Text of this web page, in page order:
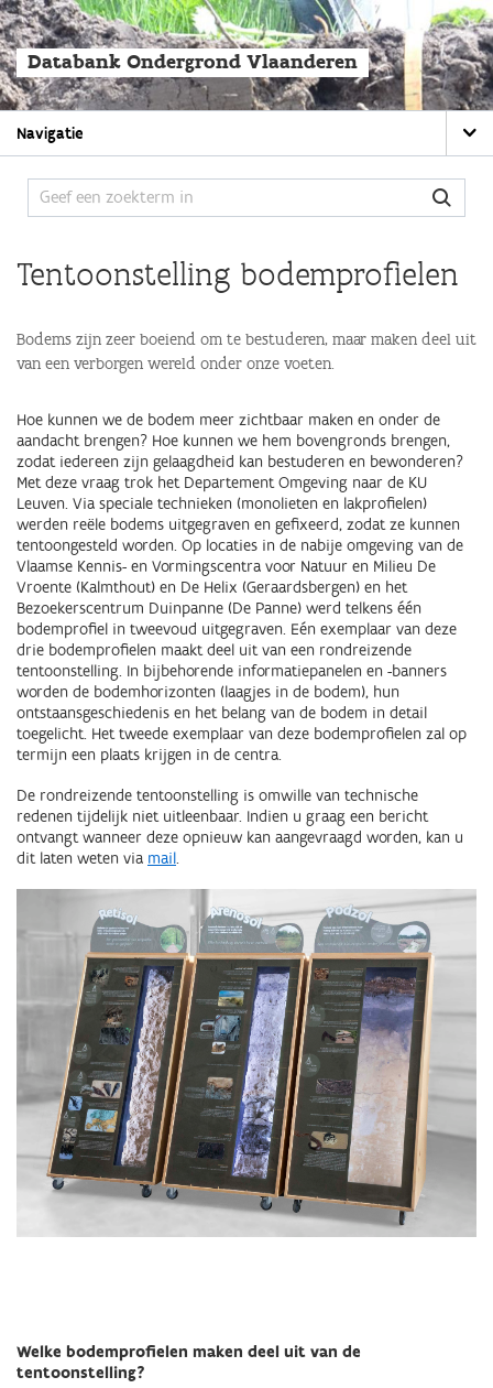
Overslaan
en
naar
de
algemene
inhoud
Databank Ondergrond Vlaanderen
Main
navigation
Navigatie
Tentoonstelling bodemprofielen
Bodems zijn zeer boeiend om te bestuderen, maar maken deel uit
van een verborgen wereld onder onze voeten.
Hoe kunnen we de bodem meer zichtbaar maken en onder de
aandacht brengen? Hoe kunnen we hem bovengronds brengen,
zodat iedereen zijn gelaagdheid kan bestuderen en bewonderen?
Met deze vraag trok het Departement Omgeving naar de KU
Leuven. Via speciale technieken (monolieten en lakprofielen)
werden reële bodems uitgegraven en gefixeerd, zodat ze kunnen
tentoongesteld worden. Op locaties in de nabije omgeving van de
Vlaamse Kennis- en Vormingscentra voor Natuur en Milieu De
Vroente (Kalmthout) en De Helix (Geraardsbergen) en het
Bezoekerscentrum Duinpanne (De Panne) werd telkens één
bodemprofiel in tweevoud uitgegraven. Eén exemplaar van deze
drie bodemprofielen maakt deel uit van een rondreizende
tentoonstelling. In bijbehorende informatiepanelen en -banners
worden de bodemhorizonten (laagjes in de bodem), hun
ontstaansgeschiedenis en het belang van de bodem in detail
toegelicht. Het tweede exemplaar van deze bodemprofielen zal op
termijn een plaats krijgen in de centra.
De rondreizende tentoonstelling is omwille van technische
redenen tijdelijk niet uitleenbaar. Indien u graag een bericht
ontvangt wanneer deze opnieuw kan aangevraagd worden, kan u
dit laten weten via mail.
Welke bodemprofielen maken deel uit van de
tentoonstelling?